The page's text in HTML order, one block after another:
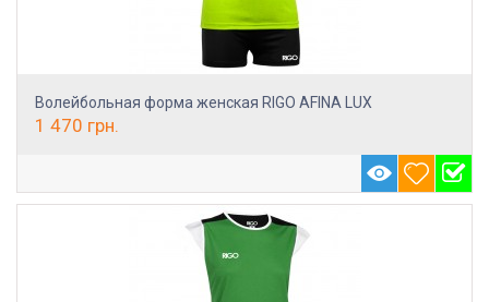
Волейбольная форма женская RIGO AFINA LUX
1 470 грн.